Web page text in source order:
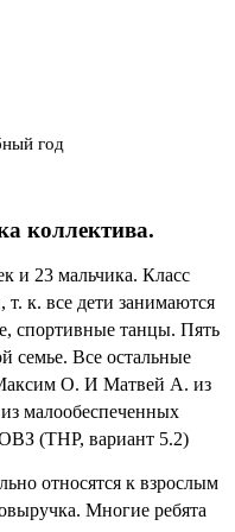
год
коллектива.
и 23 мальчика. Класс
к. все дети занимаются
спортивные танцы. Пять
семье. Все остальные
О. И Матвей А. из
малообеспеченных
(ТНР, вариант 5.2)
относятся к взрослым
Многие ребята